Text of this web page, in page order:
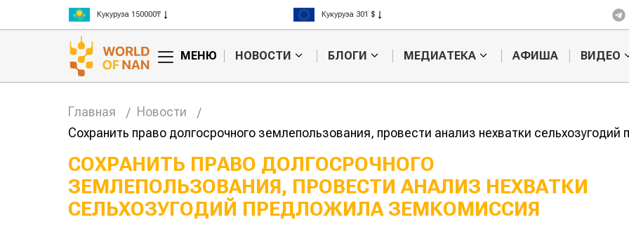
Рис 300000₸
Пшеница 3 класс 125000₸
Рис 408 $
Пшеница 423 $
МЕНЮ НОВОСТИ БЛОГИ МЕДИАТЕКА АФИША ВИДЕО
Главная
Новости
Сохранить право долгосрочного землепользования, провести анализ нехватки
СОХРАНИТЬ ПРАВО ДОЛГОСРОЧНОГО
ЗЕМЛЕПОЛЬЗОВАНИЯ, ПРОВЕСТИ АНАЛИЗ НЕХВАТКИ
СЕЛЬХОЗУГОДИЙ ПРЕДЛОЖИЛА ЗЕМКОМИССИЯ
Жара в Китае может
поднять цены на
зерно
Казахстанское
сельхозсырье
используют для
Картофельные